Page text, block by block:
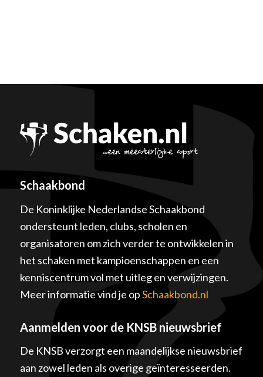
Schaakbond
De Koninklijke Nederlandse Schaakbond
ondersteunt leden, clubs, scholen en
organisatoren om zich verder te ontwikkelen in
het schaken met kampioenschappen en een
kenniscentrum vol met uitleg en verwijzingen.
Meer informatie vind je opSchaakbond.nl
Aanmelden voor de KNSB nieuwsbrief
De KNSB verzorgt een maandelijkse nieuwsbrief
aan zowel leden als overige geïnteresseerden.